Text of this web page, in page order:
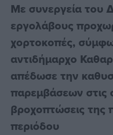
Με συνεργεία του
εργολάβους
χορτοκοπές,
αντιδήμαρχο
απέδωσε την
παρεμβάσεων στις
βροχοπτώσεις της
περιόδου